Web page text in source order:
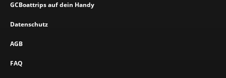
GCBoattrips auf dein Handy
Datenschutz
AGB
FAQ